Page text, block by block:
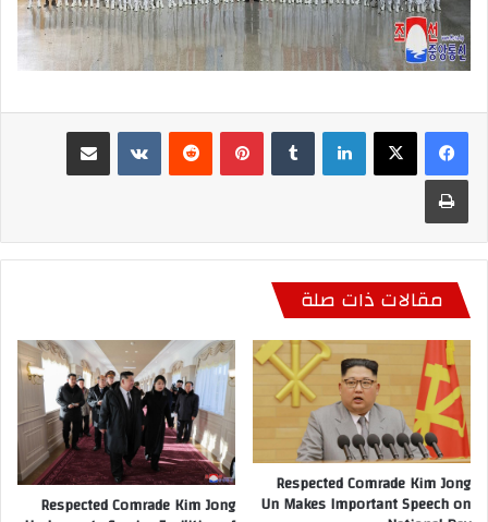
لينكدإن بينتيريست مشاركة عبر البريد
طباعة
مقالات ذات صلة
Respected Comrade Kim Jong
Un Makes Important Speech on
Respected Comrade Kim Jong